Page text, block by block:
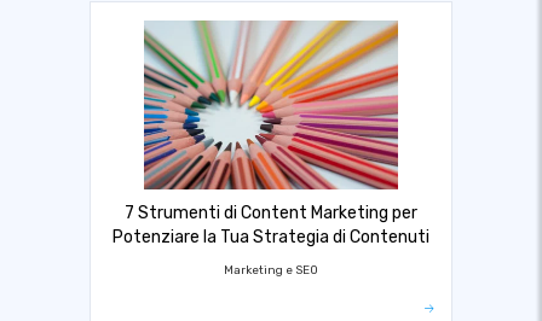
7 Strumenti di Content Marketing per
Potenziare la Tua Strategia di Contenuti
Marketing e SEO